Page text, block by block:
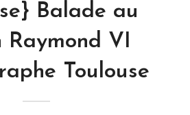
Balade au
Raymond VI
Toulouse